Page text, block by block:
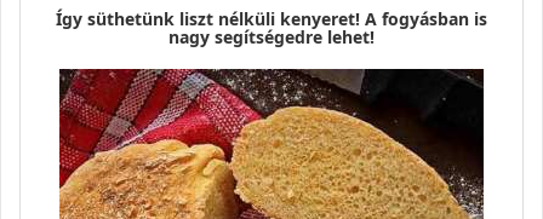
Így süthetünk liszt nélküli kenyeret! A fogyásban is
nagy segítségedre lehet!